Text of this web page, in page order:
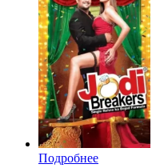
Подробнее